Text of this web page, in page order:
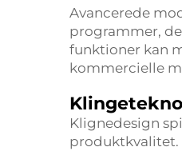
Avancerede
programmer,
funktioner kan
kommercielle
Klignedesign
produktkvalitet.